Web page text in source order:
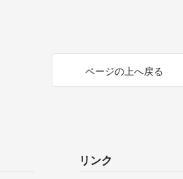
ページの上へ戻る
リンク